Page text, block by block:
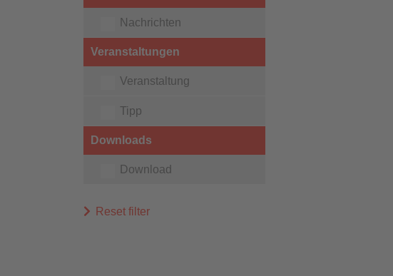
Nachrichten
Veranstaltungen
Veranstaltung
Tipp
Downloads
Download
Reset filter